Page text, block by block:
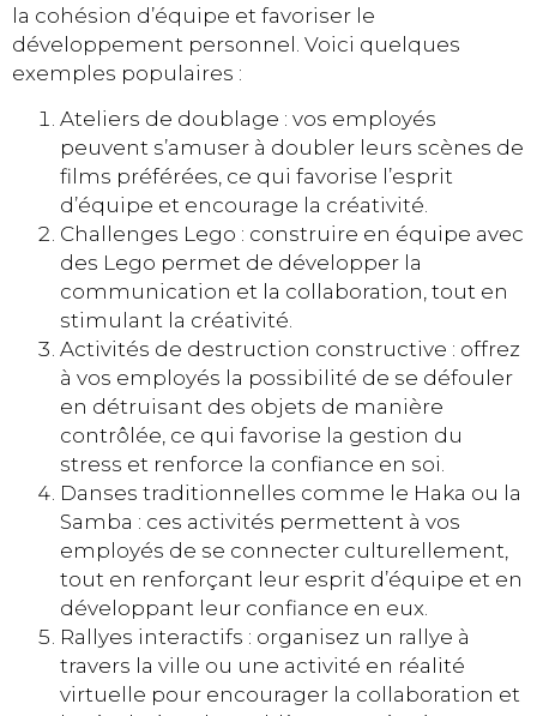
la cohésion d’équipe et favoriser le
développement personnel. Voici quelques
exemples populaires :
Ateliers de doublage : vos employés
peuvent s’amuser à doubler leurs scènes de
films préférées, ce qui favorise l’esprit
d’équipe et encourage la créativité.
Challenges Lego : construire en équipe avec
des Lego permet de développer la
communication et la collaboration, tout en
stimulant la créativité.
Activités de destruction constructive : offrez
à vos employés la possibilité de se défouler
en détruisant des objets de manière
contrôlée, ce qui favorise la gestion du
stress et renforce la confiance en soi.
Danses traditionnelles comme le Haka ou la
Samba : ces activités permettent à vos
employés de se connecter culturellement,
tout en renforçant leur esprit d’équipe et en
développant leur confiance en eux.
Rallyes interactifs : organisez un rallye à
travers la ville ou une activité en réalité
virtuelle pour encourager la collaboration et